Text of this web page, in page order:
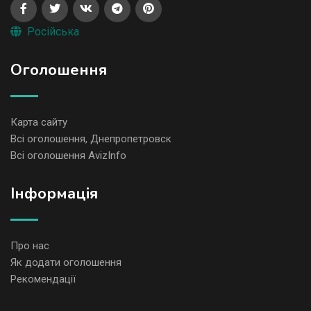
Російська
Оголошення
Карта сайту
Всі оголошення, Днепропетровск
Всі оголошення AvizInfo
Iнформація
Про нас
Як додати оголошення
Рекомендації